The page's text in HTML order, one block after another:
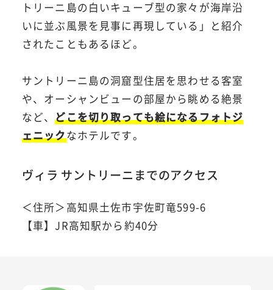
トリーニ島の白いキューブ型の家々が海岸沿
いに並ぶ風景を見事に再現している」と紹介
されたこともあるほど。
サントリーニ島の洞窟型住居を思わせる客室
や、オーシャンビューの部屋から眺める絶景
など、どこを切り取っても絵になるフォトジ
ェニックなホテルです。
ヴィラ サントリーニまでのアクセス
＜住所＞高知県土佐市宇佐町竜599-6
【車】JR高知駅から約40分